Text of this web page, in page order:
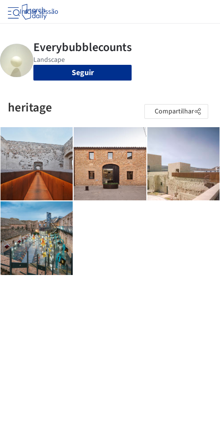
Iniciar sessão
Seguir
heritage Compartilhar